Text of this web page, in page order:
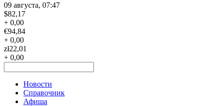
09 августа, 07:47
$82,17
+ 0,00
€94,84
+ 0,00
zł22,01
+ 0,00
Новости
Справочник
Афиша